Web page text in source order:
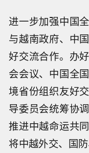
进一步加强中国
与越南政府、中
好交流合作。办
会会议、中国全
境省份组织友好
导委员会统筹协
推进中越命运共
将中越外交、国